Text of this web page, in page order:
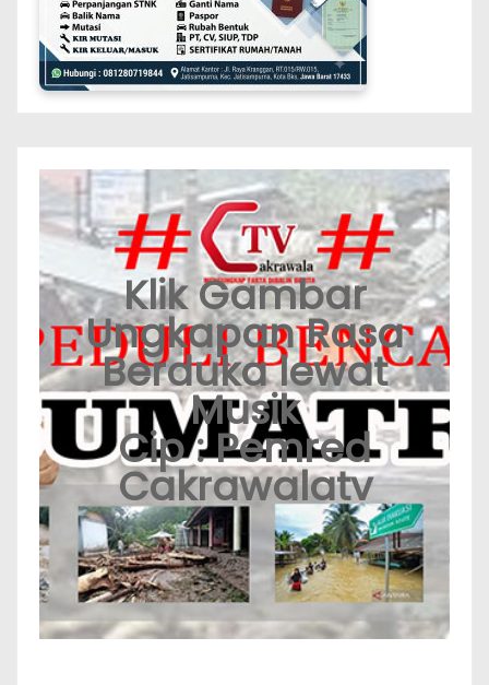
Klik Gambar
Ungkapan Rasa
Berduka lewat
Musik
Cip : Pemred
Cakrawalatv